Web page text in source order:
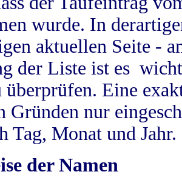
wurde. In
aktuellen Seite -
der Liste ist es
überprüfen. Eine
Gründen nur
Tag, Monat und Jahr.
der Namen